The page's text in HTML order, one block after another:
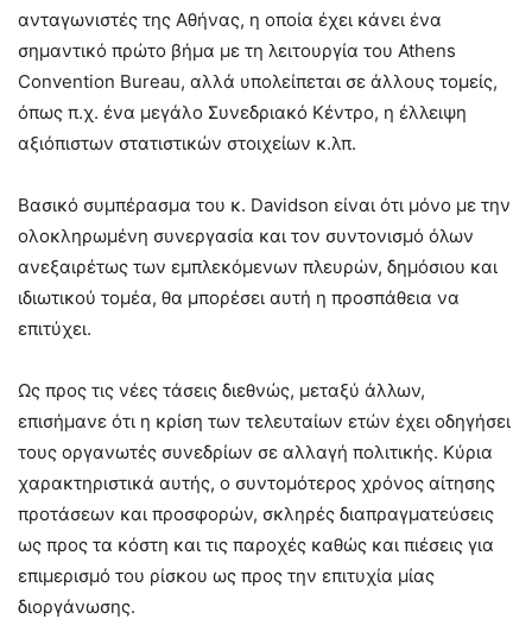
ανταγωνιστές της Αθήνας, η οποία έχει κάνει ένα
σημαντικό πρώτο βήμα με τη λειτουργία του Athens
Convention Bureau, αλλά υπολείπεται σε άλλους τομείς,
όπως π.χ. ένα μεγάλο Συνεδριακό Κέντρο, η έλλειψη
αξιόπιστων στατιστικών στοιχείων κ.λπ.
Βασικό συμπέρασμα του κ. Davidson είναι ότι μόνο με την
ολοκληρωμένη συνεργασία και τον συντονισμό όλων
ανεξαιρέτως των εμπλεκόμενων πλευρών, δημόσιου και
ιδιωτικού τομέα, θα μπορέσει αυτή η προσπάθεια να
επιτύχει.
Ως προς τις νέες τάσεις διεθνώς, μεταξύ άλλων,
επισήμανε ότι η κρίση των τελευταίων ετών έχει οδηγήσει
τους οργανωτές συνεδρίων σε αλλαγή πολιτικής. Κύρια
χαρακτηριστικά αυτής, ο συντομότερος χρόνος αίτησης
προτάσεων και προσφορών, σκληρές διαπραγματεύσεις
ως προς τα κόστη και τις παροχές καθώς και πιέσεις για
επιμερισμό του ρίσκου ως προς την επιτυχία μίας
διοργάνωσης.